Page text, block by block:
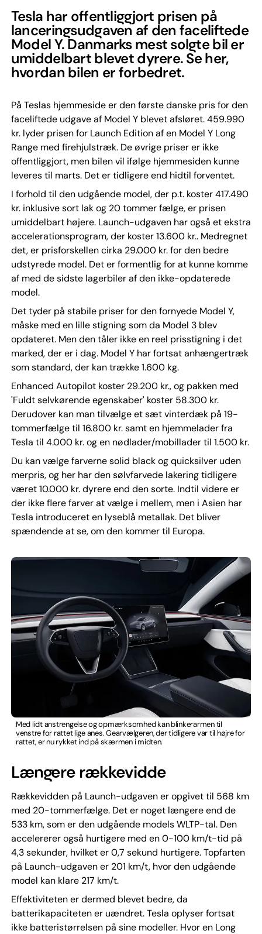
Tesla har offentliggjort prisen på
lanceringsudgaven af den faceliftede
Model Y. Danmarks mest solgte bil er
umiddelbart blevet dyrere. Se her,
hvordan bilen er forbedret.
På Teslas hjemmeside er den første danske pris for den
faceliftede udgave af Model Y blevet afsløret. 459.990
kr. lyder prisen for Launch Edition af en Model Y Long
Range med firehjulstræk. De øvrige priser er ikke
offentliggjort, men bilen vil ifølge hjemmesiden kunne
leveres til marts. Det er tidligere end hidtil forventet.
I forhold til den udgående model, der p.t. koster 417.490
kr. inklusive sort lak og 20 tommer fælge, er prisen
umiddelbart højere. Launch-udgaven har også et ekstra
accelerationsprogram, der koster 13.600 kr.. Medregnet
det, er prisforskellen cirka 29.000 kr. for den bedre
udstyrede model. Det er formentlig for at kunne komme
af med de sidste lagerbiler af den ikke-opdaterede
model.
Det tyder på stabile priser for den fornyede Model Y,
måske med en lille stigning som da Model 3 blev
opdateret. Men den tåler ikke en reel prisstigning i det
marked, der er i dag. Model Y har fortsat anhængertræk
som standard, der kan trække 1.600 kg.
Enhanced Autopilot koster 29.200 kr., og pakken med
'Fuldt selvkørende egenskaber' koster 58.300 kr.
Derudover kan man tilvælge et sæt vinterdæk på 19-
tommerfælge til 16.800 kr. samt en hjemmelader fra
Tesla til 4.000 kr. og en nødlader/mobillader til 1.500 kr.
Du kan vælge farverne solid black og quicksilver uden
merpris, og her har den sølvfarvede lakering tidligere
været 10.000 kr. dyrere end den sorte. Indtil videre er
der ikke flere farver at vælge i mellem, men i Asien har
Tesla introduceret en lyseblå metallak. Det bliver
spændende at se, om den kommer til Europa.
Med lidt anstrengelse og opmærksomhed kan blinkerarmen til
venstre for rattet lige anes. Gearvælgeren, der tidligere var til højre for
rattet, er nu rykket ind på skærmen i midten.
Længere rækkevidde
Rækkevidden på Launch-udgaven er opgivet til 568 km
med 20-tommerfælge. Det er noget længere end de
533 km, som er den udgående models WLTP-tal. Den
accelererer også hurtigere med en 0-100 km/t-tid på
4,3 sekunder, hvilket er 0,7 sekund hurtigere. Topfarten
på Launch-udgaven er 201 km/t, hvor den udgående
model kan klare 217 km/t.
Effektiviteten er dermed blevet bedre, da
batterikapaciteten er uændret. Tesla oplyser fortsat
ikke batteristørrelsen på sine modeller. Hvor en Long